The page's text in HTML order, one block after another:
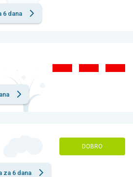
6 dana
DOBRO
za 6 dana